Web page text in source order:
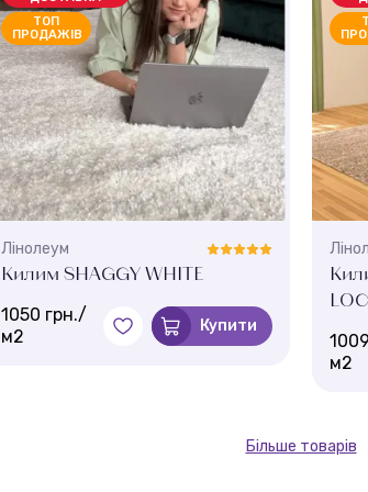
ТОП
ПРОДАЖІВ
Лінолеум
Килим SHAGGY WHITE
1050 грн./
м2
Купити
м2
Більше товарів